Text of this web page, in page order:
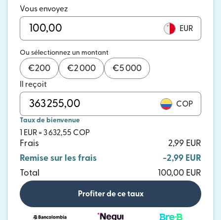
Vous envoyez
EUR
Ou sélectionnez un montant
€200 €2 000 €5 000
Il reçoit
COP
Taux de bienvenue
1 EUR = 3 632,55 COP
Frais
2,99 EUR
Remise sur les frais
-2,99 EUR
Total
100,00 EUR
Profiter de ce taux